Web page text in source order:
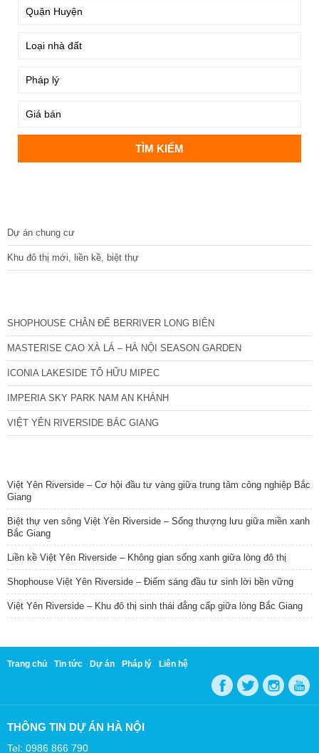
Dự án chung cư
Khu đô thị mới, liền kề, biệt thự
SHOPHOUSE CHÂN ĐẾ BERRIVER LONG BIÊN
MASTERISE CAO XÀ LÁ – HÀ NỘI SEASON GARDEN
ICONIA LAKESIDE TỐ HỮU MIPEC
IMPERIA SKY PARK NAM AN KHÁNH
VIỆT YÊN RIVERSIDE BẮC GIANG
Việt Yên Riverside – Cơ hội đầu tư vàng giữa trung tâm công nghiệp Bắc
Giang
Biệt thự ven sông Việt Yên Riverside – Sống thượng lưu giữa miền xanh
Bắc Giang
Liền kề Việt Yên Riverside – Không gian sống xanh giữa lòng đô thị
Shophouse Việt Yên Riverside – Điểm sáng đầu tư sinh lời bền vững
Việt Yên Riverside – Khu đô thị sinh thái đẳng cấp giữa lòng Bắc Giang
Trang chủ Tin tức Dự án Pháp lý Liên hệ
THÔNG TIN DỰ ÁN HÀ NỘI
Tel: 0986 866 790